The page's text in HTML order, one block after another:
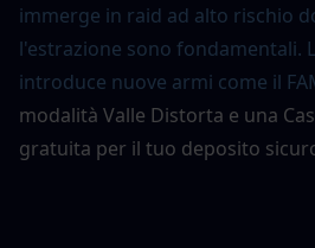
immerge in raid ad alto rischio
l'estrazione sono fondamentali.
introduce nuove armi come il
modalità Valle Distorta e una
gratuita per il tuo deposito